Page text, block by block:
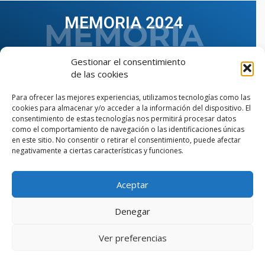
Gestionar el consentimiento
de las cookies
Para ofrecer las mejores experiencias, utilizamos tecnologías como las
cookies para almacenar y/o acceder a la información del dispositivo. El
consentimiento de estas tecnologías nos permitirá procesar datos
como el comportamiento de navegación o las identificaciones únicas
en este sitio. No consentir o retirar el consentimiento, puede afectar
negativamente a ciertas características y funciones.
Aceptar
Denegar
Ver preferencias
MEMORIA 2024
VER TODAS LAS MEMORIAS
© Copyright © 2023 AIIAOC - Asociación Territorial de
Ingenieros Industriales de Andalucía Occidental. Página